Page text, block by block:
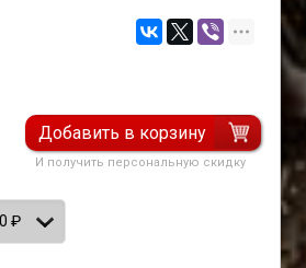
Добавить в корзину
И получить персональную скидку